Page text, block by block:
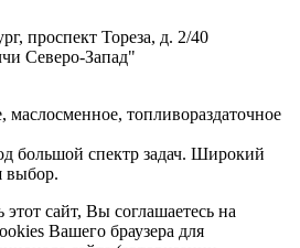
проспект Тореза, д. 2/40
Северо-Запад"
маслосменное, топливораздаточное
большой спектр задач. Широкий
выбор.
сайт, Вы соглашаетесь на
Вашего браузера для